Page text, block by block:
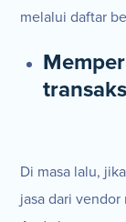
melalui daftar
Di masa lalu,
jasa dari